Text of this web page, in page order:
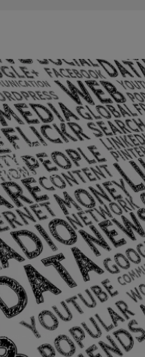
Centro - Cep: 27.330-030
às 17h.
– 3.780 – Colônia Santo